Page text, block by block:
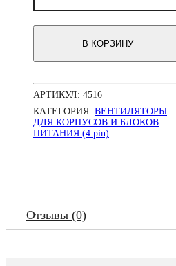
для
4пин
Molex,
керамический
CERAMIC
FAN,
MS-
В КОРЗИНУ
АРТИКУЛ: 4516
КАТЕГОРИЯ: ВЕНТИЛЯТОРЫ
ДЛЯ КОРПУСОВ И БЛОКОВ
ПИТАНИЯ (4 pin)
Отзывы (0)